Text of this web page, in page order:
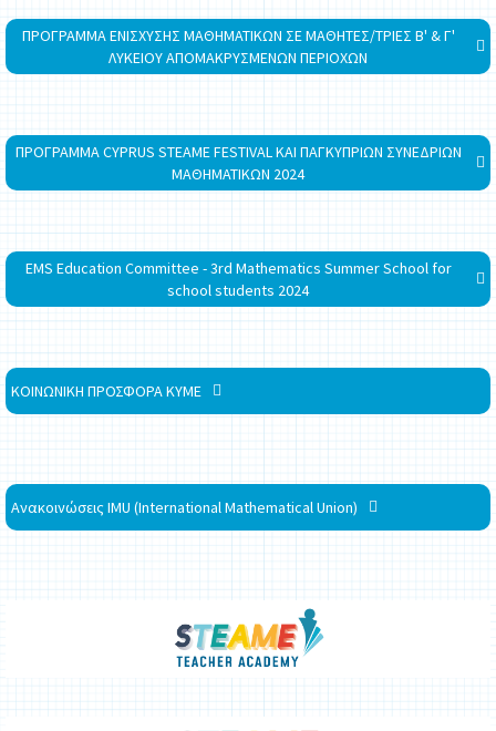
ΠΡΟΓΡΑΜΜΑ ΕΝΙΣΧΥΣΗΣ ΜΑΘΗΜΑΤΙΚΩΝ ΣΕ ΜΑΘΗΤΕΣ/ΤΡΙΕΣ Β' & Γ'
ΛΥΚΕΙΟΥ ΑΠΟΜΑΚΡΥΣΜΕΝΩΝ ΠΕΡΙΟΧΩΝ
ΠΡΟΓΡΑΜΜΑ CYPRUS STEAME FESTIVAL ΚΑΙ ΠΑΓΚΥΠΡΙΩΝ ΣΥΝΕΔΡΙΩΝ
ΜΑΘΗΜΑΤΙΚΩΝ 2024
EMS Education Committee - 3rd Mathematics Summer School for
school students 2024
ΚΟΙΝΩΝΙΚΗ ΠΡΟΣΦΟΡΑ ΚΥΜΕ
Ανακοινώσεις IMU (International Mathematical Union)